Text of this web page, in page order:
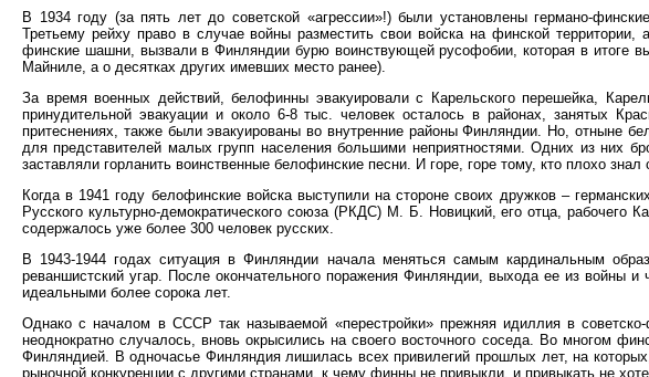
В 1934 году (за пять лет до советской «агрессии»!) были установлены германо-
Третьему рейху право в случае войны разместить свои войска на финской
финские шашни, вызвали в Финляндии бурю воинствующей русофобии, которая в итоге
Майниле, а о десятках других имевших место ранее).
За время военных действий, белофинны эвакуировали с Карельского перешейка,
принудительной эвакуации и около 6-8 тыс. человек осталось в районах, занятых
притеснениях, также были эвакуированы во внутренние районы Финляндии. Но, отныне
для представителей малых групп населения большими неприятностями. Одних из них
заставляли горланить воинственные белофинские песни. И горе, горе тому, кто плохо
Когда в 1941 году белофинские войска выступили на стороне своих дружков –
Русского культурно-демократического союза (РКДС) М. Б. Новицкий, его отца,
содержалось уже более 300 человек русских.
В 1943-1944 годах ситуация в Финляндии начала меняться самым кардинальным
реваншистский угар. После окончательного поражения Финляндии, выхода ее из войны
идеальными более сорока лет.
Однако с началом в СССР так называемой «перестройки» прежняя идиллия в
неоднократно случалось, вновь окрысились на своего восточного соседа. Во многом
Финляндией. В одночасье Финляндия лишилась всех привилегий прошлых лет, на
рыночной конкуренции с другими странами, к чему финны не привыкли, и привыкать не